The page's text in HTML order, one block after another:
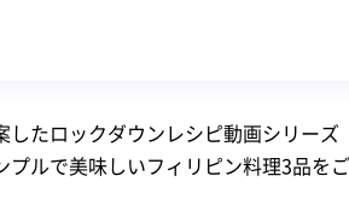
したロックダウンレシピ動画シリー
ルで美味しいフィリピン料理3品をご